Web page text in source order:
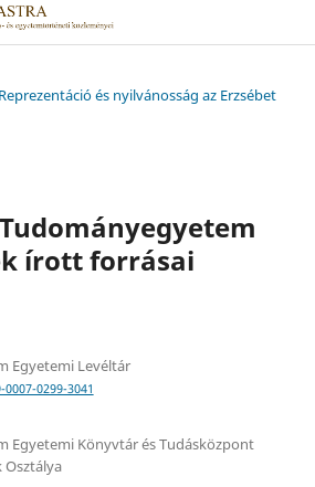
és nyilvánosság az Erzsébet
írott forrásai
Egyetemi Levéltár
0299-3041
Egyetemi Könyvtár és Tudásközpont